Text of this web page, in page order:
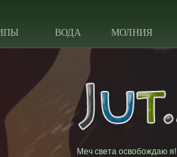
ВОДА МОЛНИЯ
Меч света освобождаю я!